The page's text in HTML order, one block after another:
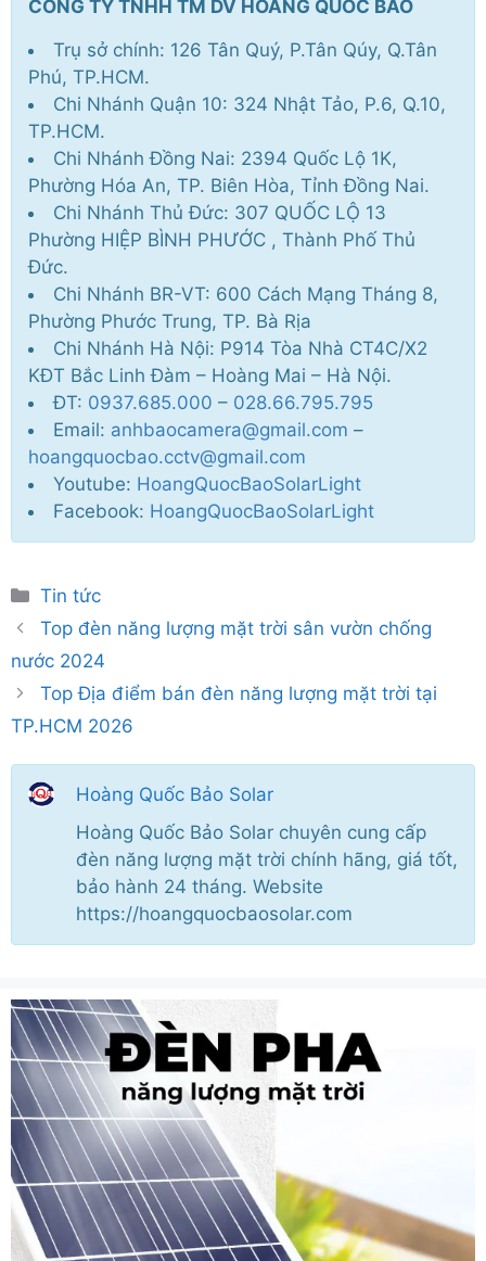
CÔNG TY TNHH TM DV HOÀNG QUỐC BẢO
Trụ sở chính: 126 Tân Quý, P.Tân Qúy, Q.Tân
Phú, TP.HCM.
Chi Nhánh Quận 10: 324 Nhật Tảo, P.6, Q.10,
TP.HCM.
Chi Nhánh Đồng Nai: 2394 Quốc Lộ 1K,
Phường Hóa An, TP. Biên Hòa, Tỉnh Đồng Nai.
Chi Nhánh Thủ Đức: 307 QUỐC LỘ 13
Phường HIỆP BÌNH PHƯỚC , Thành Phố Thủ
Đức.
Chi Nhánh BR-VT: 600 Cách Mạng Tháng 8,
Phường Phước Trung, TP. Bà Rịa
Chi Nhánh Hà Nội: P914 Tòa Nhà CT4C/X2
KĐT Bắc Linh Đàm – Hoàng Mai – Hà Nội.
ĐT: 0937.685.000 – 028.66.795.795
Email: anhbaocamera@gmail.com –
hoangquocbao.cctv@gmail.com
Youtube: HoangQuocBaoSolarLight
Facebook: HoangQuocBaoSolarLight
Danh
mục
Tin tức
Top đèn năng lượng mặt trời sân vườn chống
nước 2024
Top Địa điểm bán đèn năng lượng mặt trời tại
TP.HCM 2026
Hoàng Quốc Bảo Solar
Hoàng Quốc Bảo Solar chuyên cung cấp
đèn năng lượng mặt trời chính hãng, giá tốt,
bảo hành 24 tháng. Website
https://hoangquocbaosolar.com